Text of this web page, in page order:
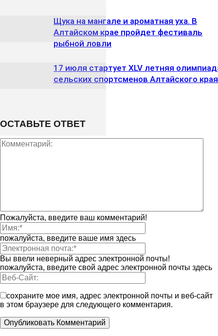
Щука на мангале и ароматная уха. В
Алтайском крае пройдет фестиваль
рыбной ловли
17 июля стартует XLV летняя
сельских спортсменов Алтайского края
ОСТАВЬТЕ ОТВЕТ
Пожалуйста, введите ваш комментарий!
пожалуйста, введите ваше имя здесь
Вы ввели неверный адрес электронной почты!
пожалуйста, введите свой адрес электронной почты здесь
сохраните мое имя, адрес электронной почты и веб-сайт
в этом браузере для следующего комментария.